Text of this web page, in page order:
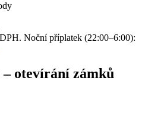
Noční příplatek (22:00–6:00):
– otevírání zámků